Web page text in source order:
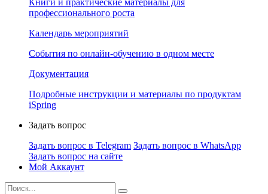
Книги и практические материалы для
профессионального роста
Календарь мероприятий
События по онлайн-обучению в одном месте
Документация
Подробные инструкции и материалы по продуктам
iSpring
Задать вопрос
Задать вопрос в Telegram Задать вопрос в WhatsApp
Задать вопрос на сайте
Мой Аккаунт